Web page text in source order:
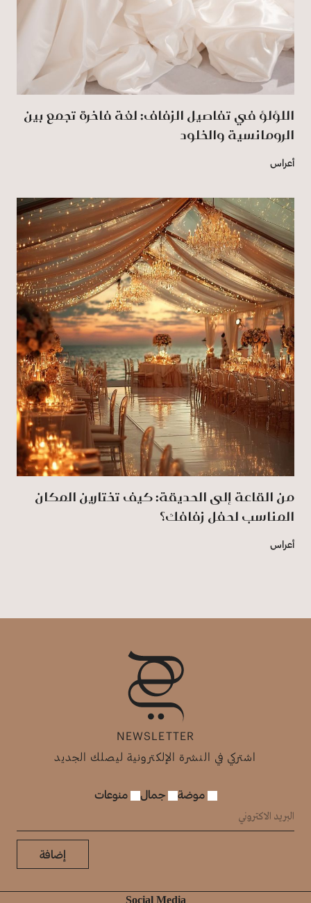
اللؤلؤ في تفاصيل الزفاف: لغة فاخرة تجمع بين
الرومانسية والخلود
أعراس
من القاعة إلى الحديقة: كيف تختارين المكان
المناسب لحفل زفافك؟
أعراس
NEWSLETTER
اشتركي في النشرة الإلكترونية ليصلك الجديد
موضة جمال منوعات
إضافة